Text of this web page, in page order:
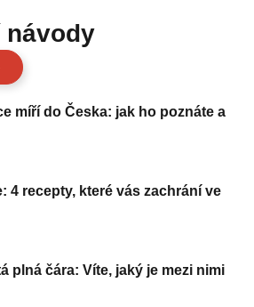
návody
míří do Česka: jak ho poznáte a
4 recepty, které vás zachrání ve
plná čára: Víte, jaký je mezi nimi